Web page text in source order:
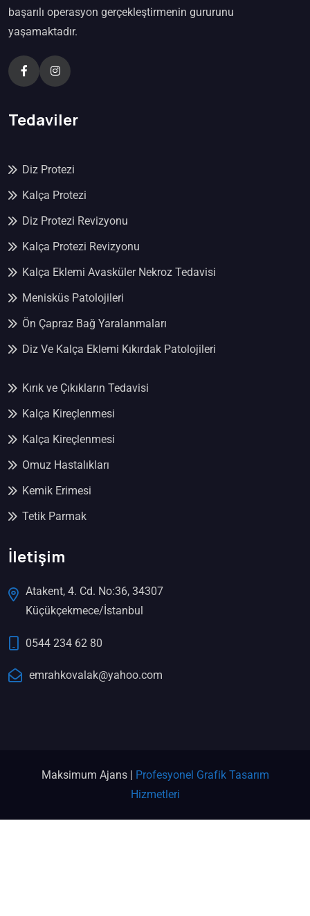
başarılı operasyon gerçekleştirmenin gururunu
yaşamaktadır.
Tedaviler
Diz Protezi
Kalça Protezi
Diz Protezi Revizyonu
Kalça Protezi Revizyonu
Kalça Eklemi Avasküler Nekroz Tedavisi
Menisküs Patolojileri
Ön Çapraz Bağ Yaralanmaları
Diz Ve Kalça Eklemi Kıkırdak Patolojileri
Kırık ve Çıkıkların Tedavisi
Kalça Kireçlenmesi
Kalça Kireçlenmesi
Omuz Hastalıkları
Kemik Erimesi
Tetik Parmak
İletişim
Atakent, 4. Cd. No:36, 34307
Küçükçekmece/İstanbul
0544 234 62 80
emrahkovalak@yahoo.com
Maksimum Ajans | Profesyonel Grafik Tasarım
Hizmetleri